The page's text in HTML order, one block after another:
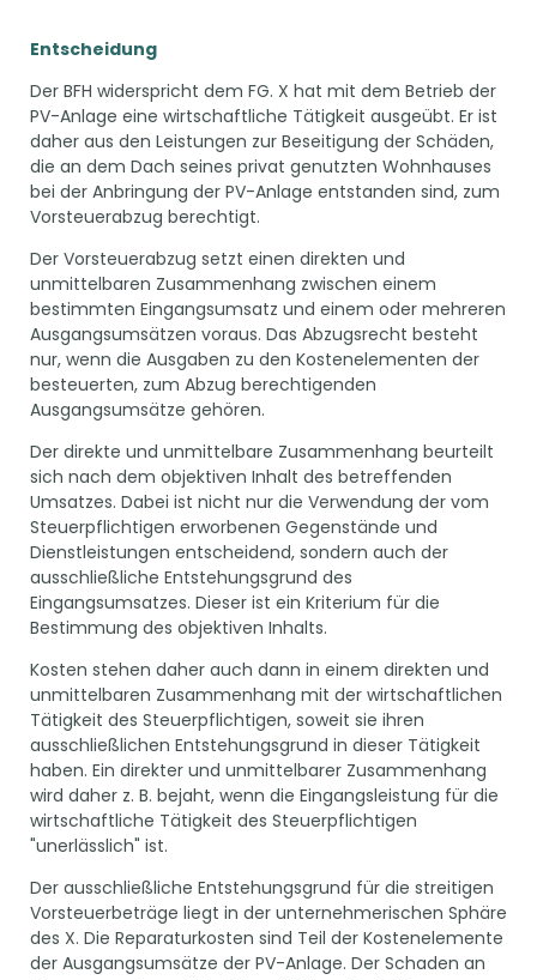
Entscheidung
Der BFH widerspricht dem FG. X hat mit dem Betrieb der
PV-Anlage eine wirtschaftliche Tätigkeit ausgeübt. Er ist
daher aus den Leistungen zur Beseitigung der Schäden,
die an dem Dach seines privat genutzten Wohnhauses
bei der Anbringung der PV-Anlage entstanden sind, zum
Vorsteuerabzug berechtigt.
Der Vorsteuerabzug setzt einen direkten und
unmittelbaren Zusammenhang zwischen einem
bestimmten Eingangsumsatz und einem oder mehreren
Ausgangsumsätzen voraus. Das Abzugsrecht besteht
nur, wenn die Ausgaben zu den Kostenelementen der
besteuerten, zum Abzug berechtigenden
Ausgangsumsätze gehören.
Der direkte und unmittelbare Zusammenhang beurteilt
sich nach dem objektiven Inhalt des betreffenden
Umsatzes. Dabei ist nicht nur die Verwendung der vom
Steuerpflichtigen erworbenen Gegenstände und
Dienstleistungen entscheidend, sondern auch der
ausschließliche Entstehungsgrund des
Eingangsumsatzes. Dieser ist ein Kriterium für die
Bestimmung des objektiven Inhalts.
Kosten stehen daher auch dann in einem direkten und
unmittelbaren Zusammenhang mit der wirtschaftlichen
Tätigkeit des Steuerpflichtigen, soweit sie ihren
ausschließlichen Entstehungsgrund in dieser Tätigkeit
haben. Ein direkter und unmittelbarer Zusammenhang
wird daher z. B. bejaht, wenn die Eingangsleistung für die
wirtschaftliche Tätigkeit des Steuerpflichtigen
"unerlässlich" ist.
Der ausschließliche Entstehungsgrund für die streitigen
Vorsteuerbeträge liegt in der unternehmerischen Sphäre
des X. Die Reparaturkosten sind Teil der Kostenelemente
der Ausgangsumsätze der PV-Anlage. Der Schaden an